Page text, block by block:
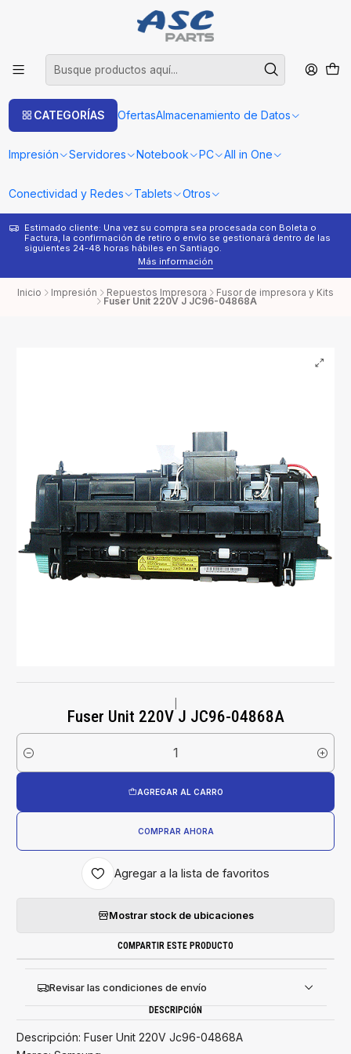
CATEGORÍAS OfertasAlmacenamiento de Datos
Impresión Servidores Notebook PC All in One
Conectividad y Redes Tablets Otros
Estimado cliente: Una vez su compra sea procesada con Boleta o
Factura, la confirmación de retiro o envío se gestionará dentro de las
siguientes 24-48 horas hábiles en Santiago.
Más información
Inicio Impresión Repuestos Impresora Fusor de impresora y Kits
Fuser Unit 220V J JC96-04868A
Fuser Unit 220V J JC96-04868A
Cantidad
AGREGAR AL CARRO
COMPRAR AHORA
Agregar a la lista de favoritos
Mostrar stock de ubicaciones
COMPARTIR ESTE PRODUCTO
Revisar las condiciones de envío
DESCRIPCIÓN
Descripción: Fuser Unit 220V Jc96-04868A